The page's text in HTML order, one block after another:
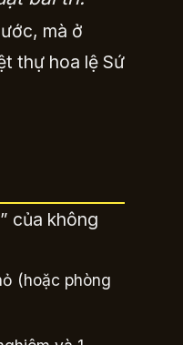
mà ở
thự hoa lệ Sứ
của không
(hoặc phòng